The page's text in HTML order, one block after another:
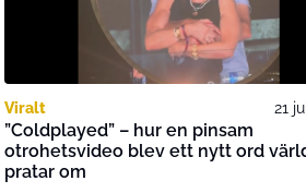
Viralt 21
”Coldplayed” – hur en pinsam
otrohetsvideo blev ett nytt ord
pratar om